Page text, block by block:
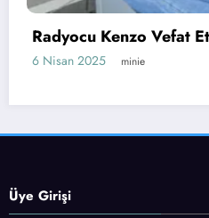
Etti!
Üye Girişi